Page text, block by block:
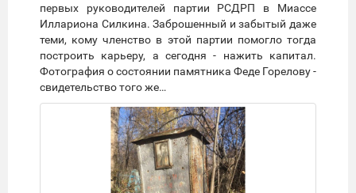
первых руководителей партии РСДРП в Миассе
Иллариона Силкина. Заброшенный и забытый даже
теми, кому членство в этой партии помогло тогда
построить карьеру, а сегодня - нажить капитал.
Фотография о состоянии памятника Феде Горелову -
свидетельство того же…